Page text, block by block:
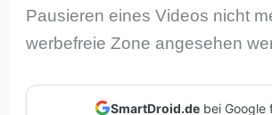
Pausieren eines Videos nicht
werbefreie Zone angesehen
SmartDroid.debei Google